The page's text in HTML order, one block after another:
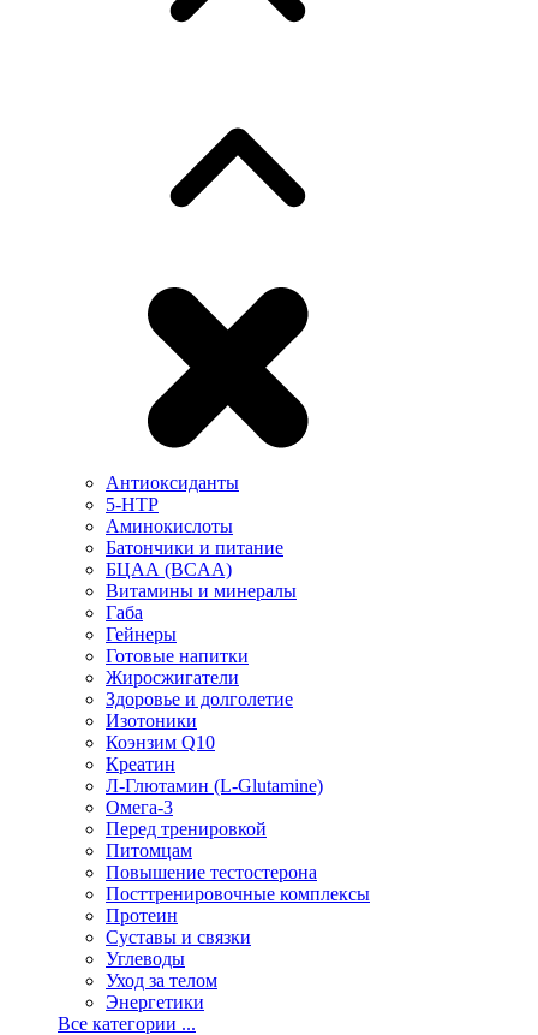
Антиоксиданты
5-HTP
Аминокислоты
Батончики и питание
БЦАА (BCAA)
Витамины и минералы
Габа
Гейнеры
Готовые напитки
Жиросжигатели
Здоровье и долголетие
Изотоники
Коэнзим Q10
Креатин
Л-Глютамин (L-Glutamine)
Омега-3
Перед тренировкой
Питомцам
Повышение тестостерона
Посттренировочные комплексы
Протеин
Суставы и связки
Углеводы
Уход за телом
Энергетики
Все категории ...